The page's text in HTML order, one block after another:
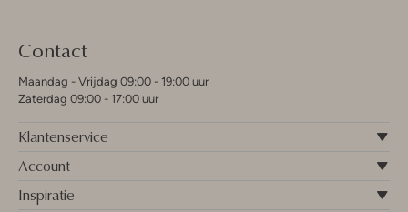
Contact
Maandag - Vrijdag 09:00 - 19:00 uur
Zaterdag 09:00 - 17:00 uur
Klantenservice
Account
Inspiratie